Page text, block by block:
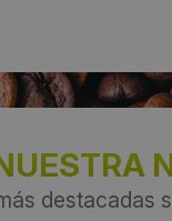
destacadas